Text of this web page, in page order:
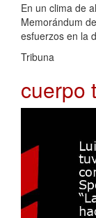
En un clima de
Memorándum
esfuerzos en la
Tribuna
cuerpo